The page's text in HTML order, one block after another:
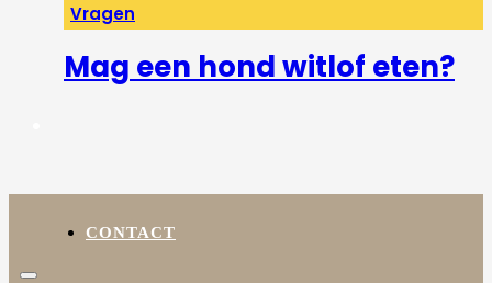
Vragen
Mag een hond witlof eten?
CONTACT